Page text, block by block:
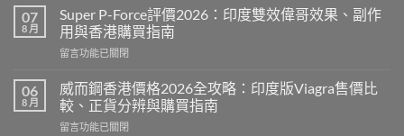
春
糖
B
群
功
效
2026：
成
07
8 月
Super P-Force評價2026：印度雙效偉哥效果、副作
用與香港購買指南
在
P-
Force
評
價
留言功能已關閉
06
8 月
威而鋼香港價格2026全攻略：印度版Viagra售價比
較、正貨分辨與購買指南
在
留言功能已關閉